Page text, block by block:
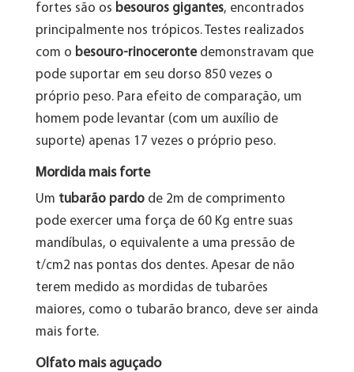
fortes são os besouros gigantes, encontrados
principalmente nos trópicos. Testes realizados
com o besouro-rinocerontedemonstravam que
pode suportar em seu dorso 850 vezes o
próprio peso. Para efeito de comparação, um
homem pode levantar (com um auxílio de
suporte) apenas 17 vezes o próprio peso.
Mordida mais forte
Um tubarão pardode 2m de comprimento
pode exercer uma força de 60 Kg entre suas
mandíbulas, o equivalente a uma pressão de
t/cm2 nas pontas dos dentes. Apesar de não
terem medido as mordidas de tubarões
maiores, como o tubarão branco, deve ser ainda
mais forte.
Olfato mais aguçado